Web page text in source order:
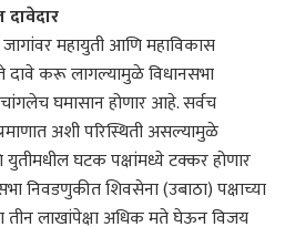
जागांवर महायुती आणि महाविकास
दावे करू लागल्यामुळे विधानसभा
घमासान होणार आहे. सर्वच
अशी परिस्थिती असल्यामुळे
घटक पक्षांमध्ये टक्कर होणार
निवडणुकीत शिवसेना (उबाठा) पक्षाच्या
तीन लाखांपेक्षा अधिक मते घेऊन विजय